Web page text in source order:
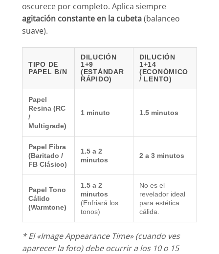
oscurece por completo. Aplica siempre
agitación constante en la cubeta(balanceo
suave).
TIPO DE
PAPEL B/N
DILUCIÓN
1+9
(ESTÁNDAR
RÁPIDO)
DILUCIÓN
1+14
(ECONÓMICO
/ LENTO)
Papel
Resina (RC
/
Multigrade)
1 minuto 1.5 minutos
Papel Fibra
(Baritado /
FB Clásico)
1.5 a 2
minutos
2 a 3 minutos
Papel Tono
Cálido
(Warmtone)
1.5 a 2
minutos
(Enfriará los
tonos)
No es el
revelador ideal
para estética
cálida.
* El «Image Appearance Time» (cuando ves
aparecer la foto) debe ocurrir a los 10 o 15